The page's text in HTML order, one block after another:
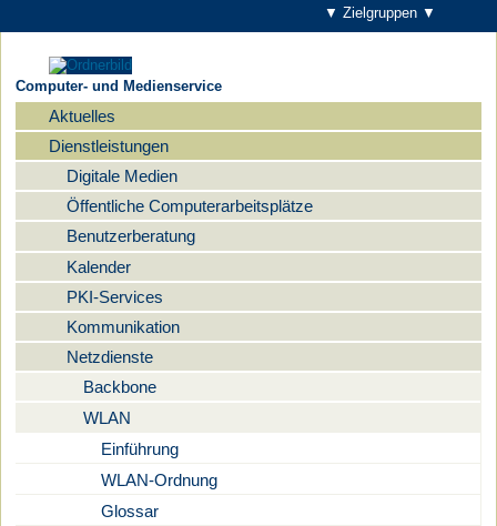
▼ Zielgruppen ▼
Computer- und Medienservice
Navigation
Aktuelles
Dienstleistungen
Digitale Medien
Öffentliche Computerarbeitsplätze
Benutzerberatung
Kalender
PKI-Services
Kommunikation
Netzdienste
Backbone
WLAN
Einführung
WLAN-Ordnung
Glossar